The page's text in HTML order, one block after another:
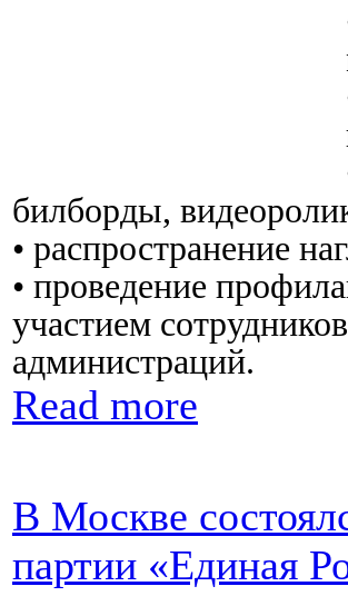
билборды,
•⁠ ⁠распространение
•⁠ ⁠проведение
участием
администраций.
Read more
В Москве
партии «Единая